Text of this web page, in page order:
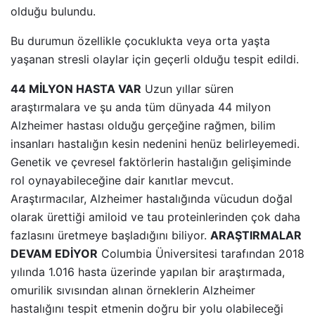
olduğu bulundu.
Bu durumun özellikle çocuklukta veya orta yaşta
yaşanan stresli olaylar için geçerli olduğu tespit edildi.
44 MİLYON HASTA VAR Uzun yıllar süren
araştırmalara ve şu anda tüm dünyada 44 milyon
Alzheimer hastası olduğu gerçeğine rağmen, bilim
insanları hastalığın kesin nedenini henüz belirleyemedi.
Genetik ve çevresel faktörlerin hastalığın gelişiminde
rol oynayabileceğine dair kanıtlar mevcut.
Araştırmacılar, Alzheimer hastalığında vücudun doğal
olarak ürettiği amiloid ve tau proteinlerinden çok daha
fazlasını üretmeye başladığını biliyor. ARAŞTIRMALAR
DEVAM EDİYOR Columbia Üniversitesi tarafından 2018
yılında 1.016 hasta üzerinde yapılan bir araştırmada,
omurilik sıvısından alınan örneklerin Alzheimer
hastalığını tespit etmenin doğru bir yolu olabileceği